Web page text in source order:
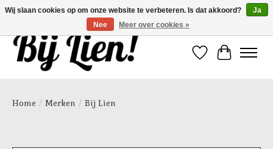
Verlanglijst
Home / Merken / Bij Lien
Wij slaan cookies op om onze website te verbeteren. Is dat akkoord?
Ja
Nee
Meer over cookies »